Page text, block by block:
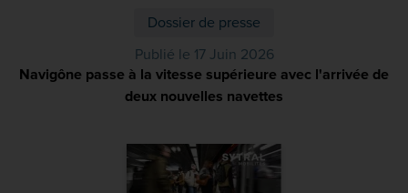
Dossier de presse
Publié le 17 Juin 2026
Navigône passe à la vitesse supérieure avec l'arrivée de
deux nouvelles navettes